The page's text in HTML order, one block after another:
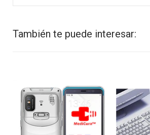
También te puede interesar: